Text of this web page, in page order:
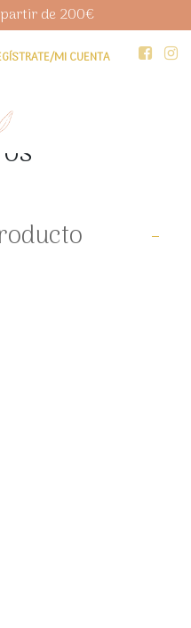
de 200€
MI CUENTA
-